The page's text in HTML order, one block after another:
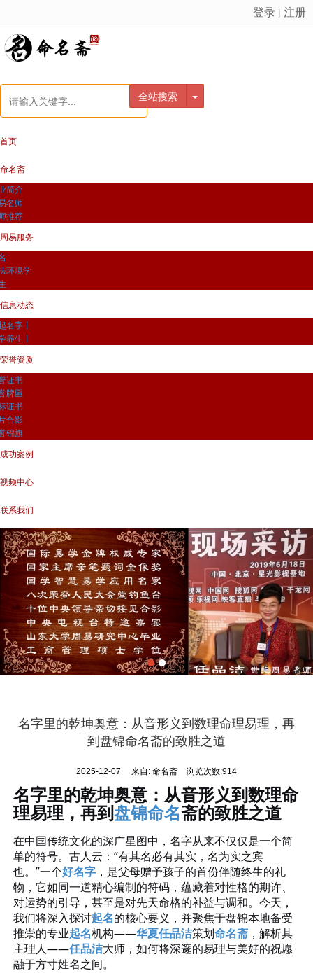
很遗憾，因您的浏览器版本过低导致无法获得最佳浏览体验，推荐下载安装谷歌浏览器！
登录 丨 注册
全站搜索
首页
命名斋
简介
名师
推荐
周易服务
环境学
信息动态
名字丨
养生丨
荣誉资质
证书
牌匾
证书
合影
锦旗
成功案例
视频中心
联系我们
名字里的乾坤奥意：从音形义到数理命理易理，再
到盘锦命名斋的致胜之道
2025-12-07 来自:命名斋 浏览次数:914
名字里的乾坤奥意：从音形义到数理命
理易理，再到盘锦命名斋的致胜之道
在中国传统文化的深广星图中，名字从来不仅仅是一个简
单的符号。古人云：“有其名必有其实，名为实之宾
也。”一个好名字 ，是父母赠予孩子的首份伴随终生的礼
物，它如同一道精心编制的符码，蕴藏着对性格的期许、
对运势的引导，甚至是对先天命格的补益与调和。今天，
我们将深入探讨起名的核心要义，并聚焦于盘锦本地备受
推崇的专业起名机构——华夏任品洁策划命名斋 ，解析其
主理人——任品洁大师，如何将深邃的易理与美好的祝愿
融于方寸姓名之间。